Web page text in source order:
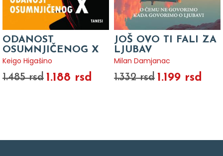
ODANOST
OSUMNJIČENOG X
Keigo Higašino
1.485 rsd 1.188 rsd
JOŠ OVO TI FALI ZA
LJUBAV
Milan Damjanac
1.332 rsd 1.199 rsd